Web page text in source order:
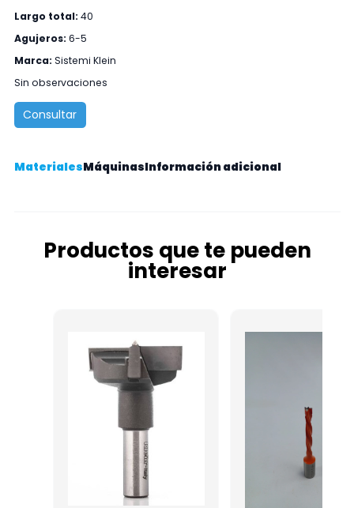
Largo total: 40
Agujeros: 6-5
Marca: Sistemi Klein
Sin observaciones
Consultar
MaterialesMáquinasInformación adicional
Productos que te pueden
interesar